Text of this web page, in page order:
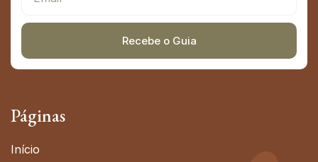
Recebe o Guia
Alternative:
Páginas
Início